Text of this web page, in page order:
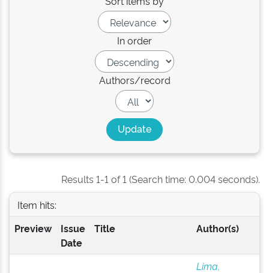
In order
Authors/record
Results 1-1 of 1 (Search time: 0.004 seconds).
Item hits:
Preview
Issue
Date
Title Author(s)
Lima,